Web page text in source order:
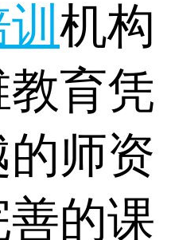
机构
育凭
师资
的课